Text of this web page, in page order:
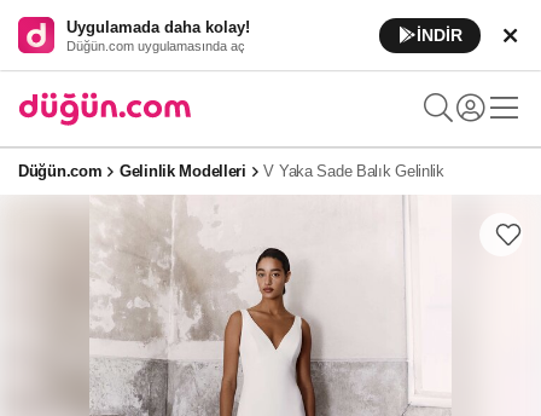
Uygulamada daha kolay!
Düğün.com uygulamasında aç
İNDİR
Düğün.com Gelinlik Modelleri V Yaka Sade Balık Gelinlik